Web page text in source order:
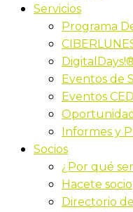
Servicios
Programa
Eventos de
Eventos
Informes y
Socios
¿Por qué
Hacete socio
Directorio